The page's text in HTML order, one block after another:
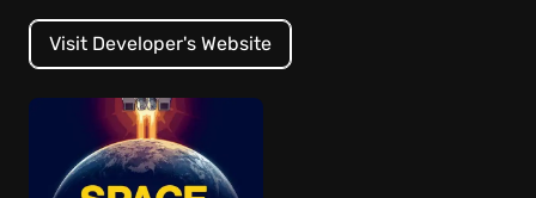
Visit Developer's Website